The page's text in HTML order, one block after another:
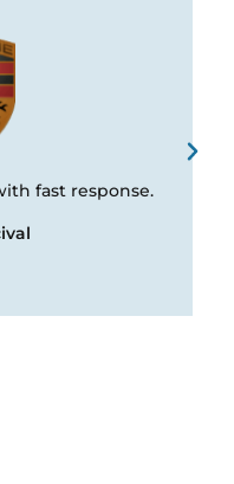
fast response.